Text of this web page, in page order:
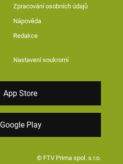
Zpracování osobních údajů
Nápověda
Redakce
Nastavení soukromí
App Store
Google Play
© FTV Prima spol. s r.o.